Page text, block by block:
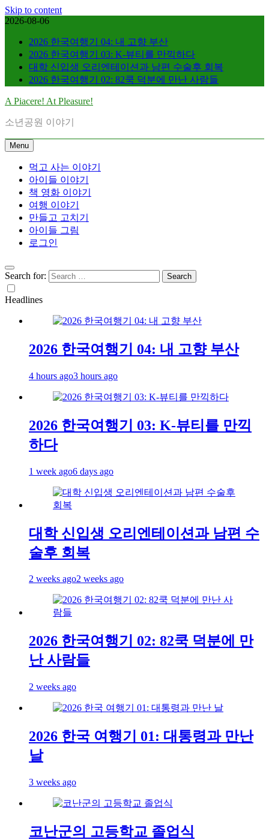
Skip to content
2026-08-06
2026 한국여행기 04: 내 고향 부산
2026 한국여행기 03: K-뷰티를 만끽하다
대학 신입생 오리엔테이션과 남편 수술후 회복
2026 한국여행기 02: 82쿡 덕분에 만난 사람들
A Piacere! At Pleasure!
소년공원 이야기
Menu
먹고 사는 이야기
아이들 이야기
책 영화 이야기
여행 이야기
만들고 고치기
아이들 그림
로그인
Search for:
Headlines
2026 한국여행기 04: 내 고향 부산
4 hours ago3 hours ago
2026 한국여행기 03: K-뷰티를 만끽
하다
1 week ago6 days ago
대학 신입생 오리엔테이션과 남편 수
술후 회복
2 weeks ago2 weeks ago
2026 한국여행기 02: 82쿡 덕분에 만
난 사람들
2 weeks ago
2026 한국 여행기 01: 대통령과 만난
날
3 weeks ago
코난군의 고등학교 졸업식